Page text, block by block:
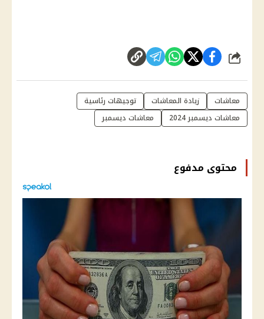
شارك
معاشات زيادة المعاشات
توجيهات رئاسية
معاشات ديسمبر 2024
معاشات ديسمبر
محتوى مدفوع